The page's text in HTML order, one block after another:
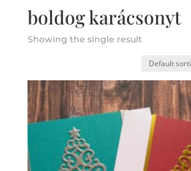
boldog karácsonyt
Showing the single result